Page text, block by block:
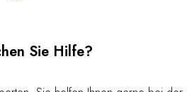
Sie Hilfe?